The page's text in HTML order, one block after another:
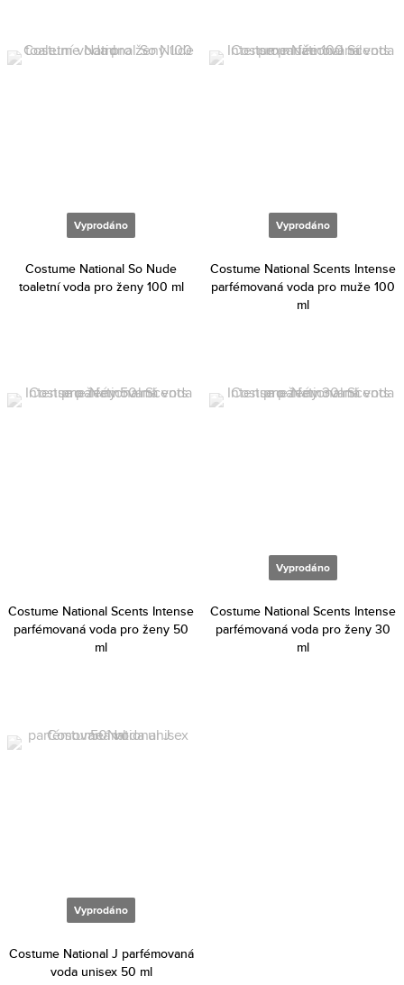
Vyprodáno
Costume National So Nude
toaletní voda pro ženy 100 ml
Vyprodáno
Costume National Scents Intense
parfémovaná voda pro muže 100
ml
Costume National Scents Intense
parfémovaná voda pro ženy 50
ml
Vyprodáno
Costume National Scents Intense
parfémovaná voda pro ženy 30
ml
Vyprodáno
Costume National J parfémovaná
voda unisex 50 ml